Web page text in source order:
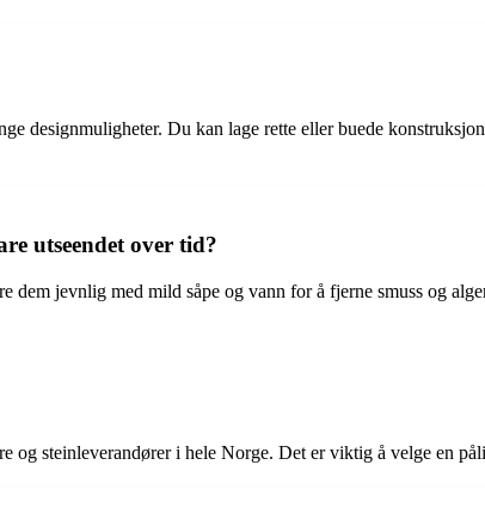
designmuligheter. Du kan lage rette eller buede
utseendet over tid?
jevnlig med mild såpe og vann for å fjerne smuss og
og steinleverandører i hele Norge. Det er viktig å velge en